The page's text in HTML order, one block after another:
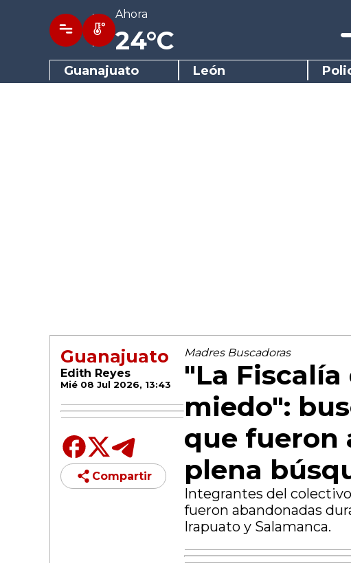
Ahora
24°C
Guanajuato León
Guanajuato
Edith Reyes
Mié 08 Jul 2026, 13:43
Compartir
Madres Buscadoras
"La
miedo":
que fueron
plena
Integrantes del
fueron abandonadas
Irapuato y Salamanca.